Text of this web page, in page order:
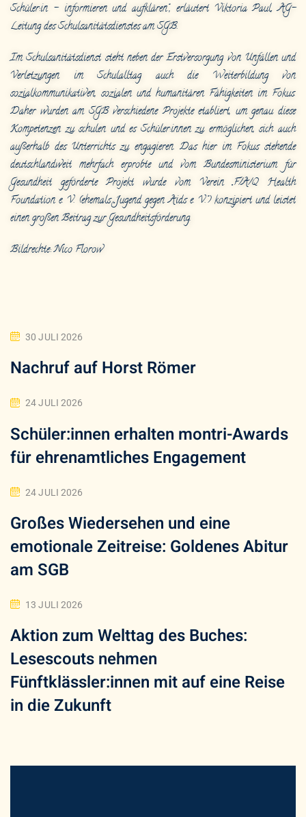
Schüler:in – informieren und aufklären“, erläutert Viktoria Paul, AG-
Leitung des Schulsanitätsdienstes am SGB.
Im Schulsanitätsdienst steht neben der Erstversorgung von Unfällen und
Verletzungen im Schulalltag auch die Weiterbildung von
sozialkommunikativen, sozialen und humanitären Fähigkeiten im Fokus.
Daher wurden am SGB verschiedene Projekte etabliert, um genau diese
Kompetenzen zu schulen und es Schüler:innen zu ermöglichen, sich auch
außerhalb des Unterrichts zu engagieren. Das hier im Fokus stehende
deutschlandweit mehrfach erprobte und vom Bundesministerium für
Gesundheit geförderte Projekt wurde vom Verein „F/A/Q Health
Foundation e. V. (ehemals „Jugend gegen Aids e. V.“) konzipiert und leistet
einen großen Beitrag zur Gesundheitsförderung.
Bildrechte: Nico Florow
30 JULI 2026
Nachruf auf Horst Römer
24 JULI 2026
Schüler:innen erhalten montri-Awards
für ehrenamtliches Engagement
24 JULI 2026
Großes Wiedersehen und eine
emotionale Zeitreise: Goldenes Abitur
am SGB
13 JULI 2026
Aktion zum Welttag des Buches:
Lesescouts nehmen
Fünftklässler:innen mit auf eine Reise
in die Zukunft